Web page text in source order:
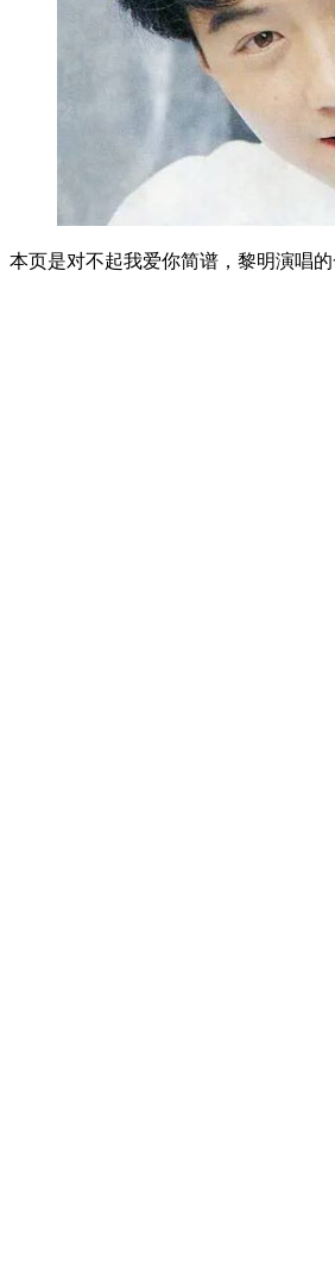
本页是对不起我爱你简谱，黎明演唱